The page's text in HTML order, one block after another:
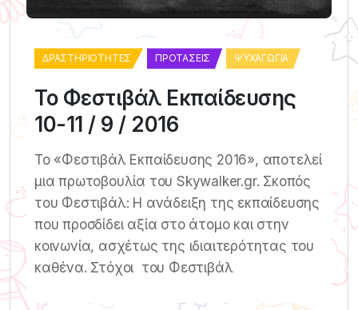
ΔΡΑΣΤΗΡΙΌΤΗΤΕΣ ΠΡΟΤΆΣΕΙΣ ΨΥΧΑΓΩΓΊΑ
Το Φεστιβάλ Εκπαίδευσης
10-11 / 9 / 2016
Το «Φεστιβάλ Εκπαίδευσης 2016», αποτελεί
μια πρωτοβουλία του Skywalker.gr. Σκοπός
του Φεστιβάλ: Η ανάδειξη της εκπαίδευσης
που προσδίδει αξία στο άτομο και στην
κοινωνία, ασχέτως της ιδιαιτερότητας του
καθένα. Στόχοι του Φεστιβάλ